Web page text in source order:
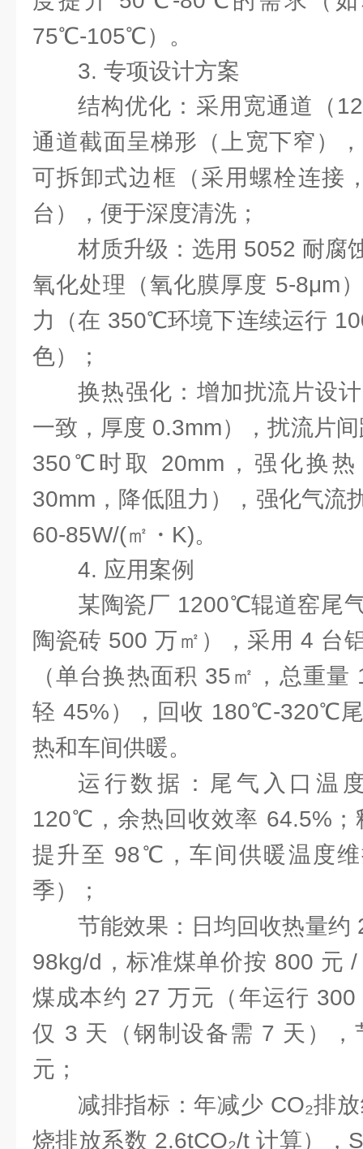
75℃-105℃）。
3. 专项设计方案
结构优化：采用宽通道（
通道截面呈梯形（上宽下窄）
可拆卸式边框（采用螺栓连接
台），便于深度清洗；
材质升级：选用 5052 耐腐
氧化处理（氧化膜厚度 5-8μm
力（在 350℃环境下连续运行
色）；
换热强化：增加扰流片设
一致，厚度 0.3mm），扰流片
350℃时取 20mm，强化换
30mm，降低阻力），强化气流
60-85W/(㎡・K)。
4. 应用案例
某陶瓷厂 1200℃辊道窑尾
陶瓷砖 500 万㎡），采用 4 台
（单台换热面积 35㎡，总重
轻 45%），回收 180℃-320℃
热和车间供暖。
运行数据：尾气入口温
120℃，余热回收效率 64.5%
提升至 98℃，车间供暖温度
季）；
节能效果：日均回收热量约
98kg/d，标准煤单价按 800 元
煤成本约 27 万元（年运行
仅 3 天（钢制设备需 7 天）
元；
减排指标：年减少 CO₂排
烧排放系数 2.6tCO₂/t 计算），